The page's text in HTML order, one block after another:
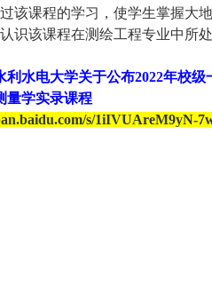
该课程的学习，使学生掌握大
识该课程在测绘工程专业中所
利水电大学关于公布2022年校级
量学实录课程
s/1iIVUAreM9yN-